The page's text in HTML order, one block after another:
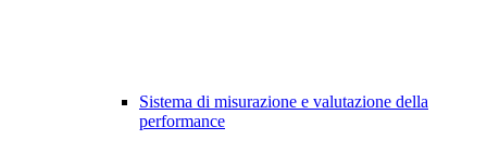
Sistema di misurazione e valutazione della
performance